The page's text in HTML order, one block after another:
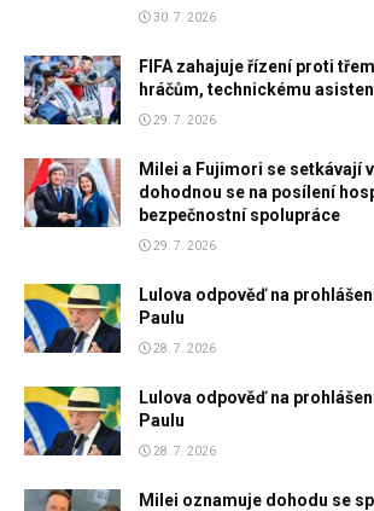
30. 7. 2026
FIFA zahajuje řízení proti
hráčům, technickému
29. 7. 2026
Milei a Fujimori se setkávají
dohodnou se na posílení
bezpečnostní spolupráce
29. 7. 2026
Lulova odpověď na
Paulu
28. 7. 2026
Lulova odpověď na
Paulu
28. 7. 2026
Milei oznamuje dohodu se